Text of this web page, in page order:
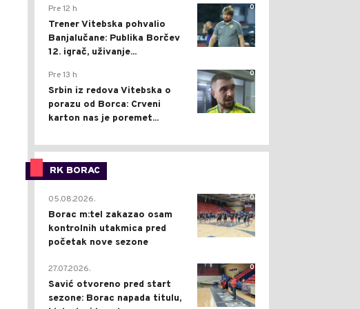
0
Pre 12 h
Trener Vitebska pohvalio
Banjalučane: Publika Borčev
12. igrač, uživanje...
0
Pre 13 h
Srbin iz redova Vitebska o
porazu od Borca: Crveni
karton nas je poremet...
RK BORAC
0
05.08.2026.
Borac m:tel zakazao osam
kontrolnih utakmica pred
početak nove sezone
0
27.07.2026.
Savić otvoreno pred start
sezone: Borac napada titulu,